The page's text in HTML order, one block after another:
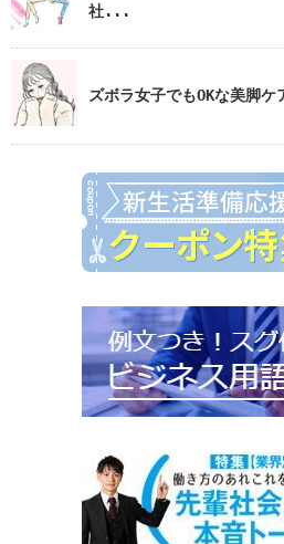
社...
ズボラ女子でもOKな美脚ケ